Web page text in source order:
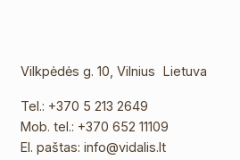
Vilkpėdės g. 10, Vilnius Lietuva
Tel.: +370 5 213 2649
Mob. tel.: +370 652 11109
El. paštas:info@vidalis.lt